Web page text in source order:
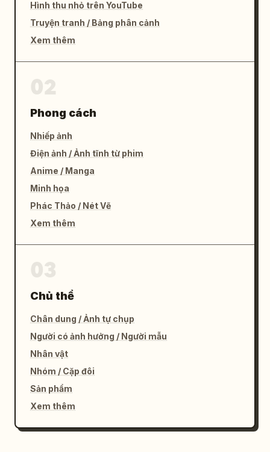
Hình thu nhỏ trên YouTube
Truyện tranh / Bảng phân cảnh
Xem thêm
Phong cách
Nhiếp ảnh
Điện ảnh / Ảnh tĩnh từ phim
Anime / Manga
Minh họa
Phác Thảo / Nét Vẽ
Xem thêm
Chủ thể
Chân dung / Ảnh tự chụp
Người có ảnh hưởng / Người mẫu
Nhân vật
Nhóm / Cặp đôi
Sản phẩm
Xem thêm